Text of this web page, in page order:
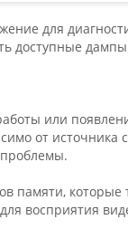
для
доступные
или
от источника
памяти,
восприятия